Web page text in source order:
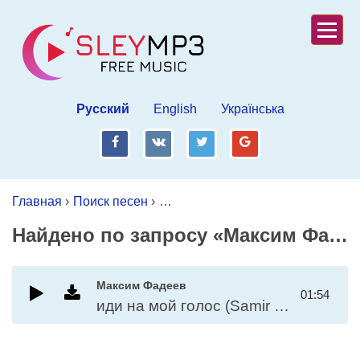
Русский English Українська
fb vk tw gp
Главная › Поиск песен › Максим Фадеев-иди на мой
Найдено по запросу «Максим Фадеев-иди на мой голос (Samir Shirinov Remake)»
Максим Фадеев
иди на мой голос (Samir Shirinov Remake)
01:54